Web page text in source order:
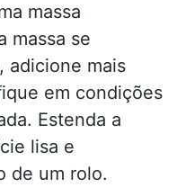
massa
massa se
adicione mais
em condições
Estenda a
lisa e
de um rolo.